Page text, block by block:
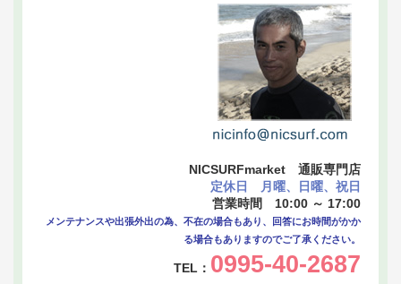
NICSURFmarket 通販専門店
定休日 月曜、日曜、祝日
営業時間 10:00 ～ 17:00
メンテナンスや出張外出の為、不在の場合もあり、回答にお時間がかか
る場合もありますのでご了承ください。
TEL： 0995-40-2687